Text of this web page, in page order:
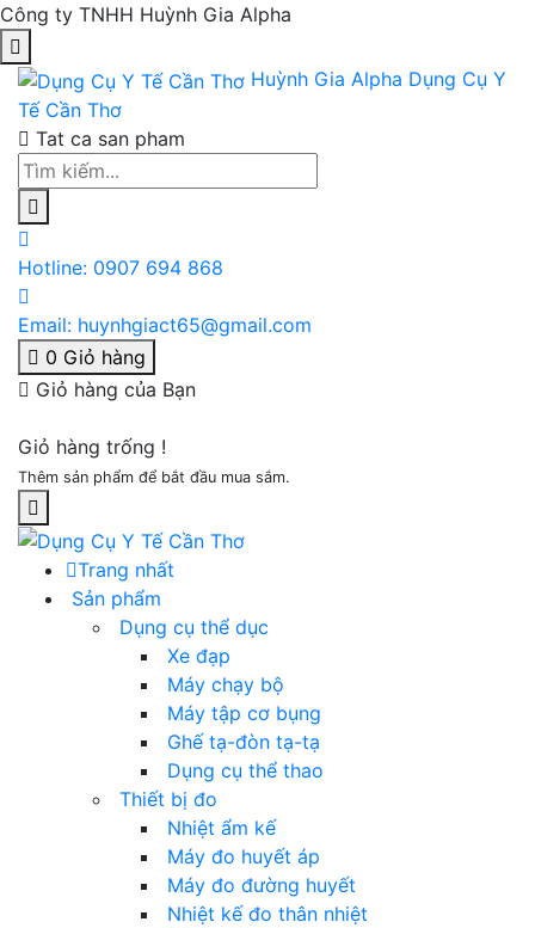
Công ty TNHH Huỳnh Gia Alpha
Huỳnh Gia Alpha Dụng Cụ Y
Tế Cần Thơ
Tat ca san pham
Hotline: 0907 694 868
Email: huynhgiact65@gmail.com
0 Giỏ hàng
Giỏ hàng của Bạn
Giỏ hàng trống !
Thêm sản phẩm để bắt đầu mua sắm.
Trang nhất
Sản phẩm
Dụng cụ thể dục
Xe đạp
Máy chạy bộ
Máy tập cơ bụng
Ghế tạ-đòn tạ-tạ
Dụng cụ thể thao
Thiết bị đo
Nhiệt ẩm kế
Máy đo huyết áp
Máy đo đường huyết
Nhiệt kế đo thân nhiệt